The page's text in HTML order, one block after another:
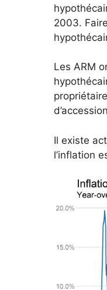
2003.
Les ARM
Il existe
l’inflation